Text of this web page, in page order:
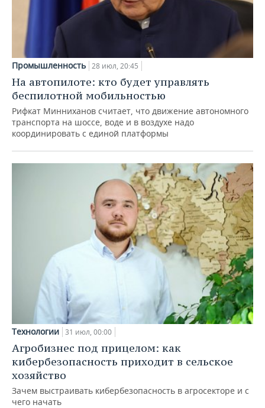
Промышленность 28 июл, 20:45
На автопилоте: кто будет управлять
беспилотной мобильностью
Рифкат Минниханов считает, что движение автономного
транспорта на шоссе, воде и в воздухе надо
координировать с единой платформы
Технологии 31 июл, 00:00
Агробизнес под прицелом: как
кибербезопасность приходит в сельское
хозяйство
Зачем выстраивать кибербезопасность в агросекторе и с
чего начать